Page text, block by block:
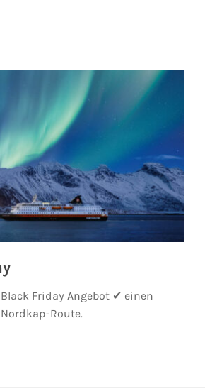
Friday Angebot ✔ einen
Route.